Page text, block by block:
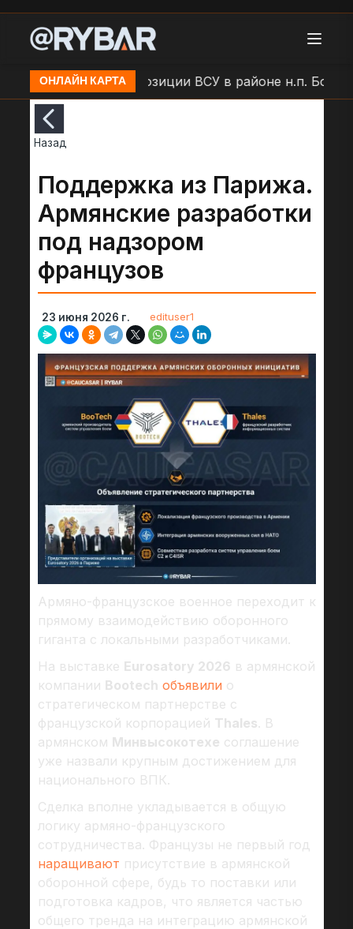
ОНЛАЙН КАРТА
Удар БЛА по позиции ВСУ в районе н.п. Большая
Назад
Поддержка из Парижа.
Армянские разработки
под надзором
французов
23 июня 2026 г. edituser1
Армяно-французское военное переходит к
прямому взаимодействию оборонного
гиганта с локальными разработчиками.
На выставке Eurosatory 2026 в армянской
компании Bootech объявили о
стратегическом партнерстве с
французской корпорацией Thales. В
армянском Минвысокотехе соглашение
уже назвали крупным достижением для
национального ВПК.
Сделка вполне укладывается в общую
логику армяно-французского
сотрудничества. Французы не первый год
наращивают присутствие в армянской
оборонной сфере, будь то поставки или
подготовка кадров, что является частью
общего тренда на интеграцию армянской